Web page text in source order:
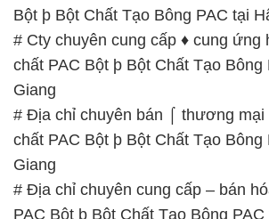
Bột þ Bột Chất Tạo Bông PAC tại
# Cty chuyên cung cấp ♦ cung ứng
chất PAC Bột þ Bột Chất Tạo Bông
Giang
# Địa chỉ chuyên bán ⌠ thương mại
chất PAC Bột þ Bột Chất Tạo Bông
Giang
# Địa chỉ chuyên cung cấp – bán
PAC Bột þ Bột Chất Tạo Bông